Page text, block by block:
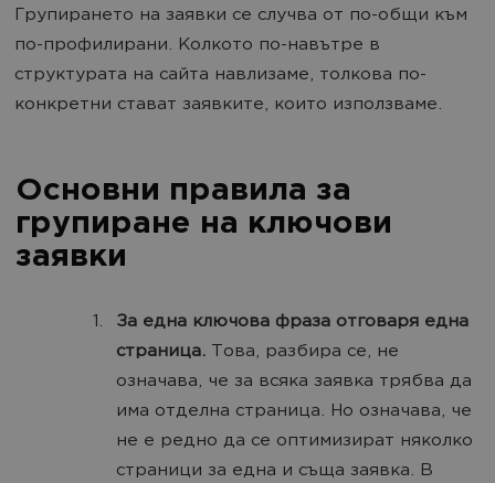
Групирането на заявки се случва от по-общи към
по-профилирани. Колкото по-навътре в
структурата на сайта навлизаме, толкова по-
конкретни стават заявките, които използваме.
Основни правила за
групиране на ключови
заявки
За една ключова фраза отговаря една
страница. Това, разбира се, не
означава, че за всяка заявка трябва да
има отделна страница. Но означава, че
не е редно да се оптимизират няколко
страници за една и съща заявка. В